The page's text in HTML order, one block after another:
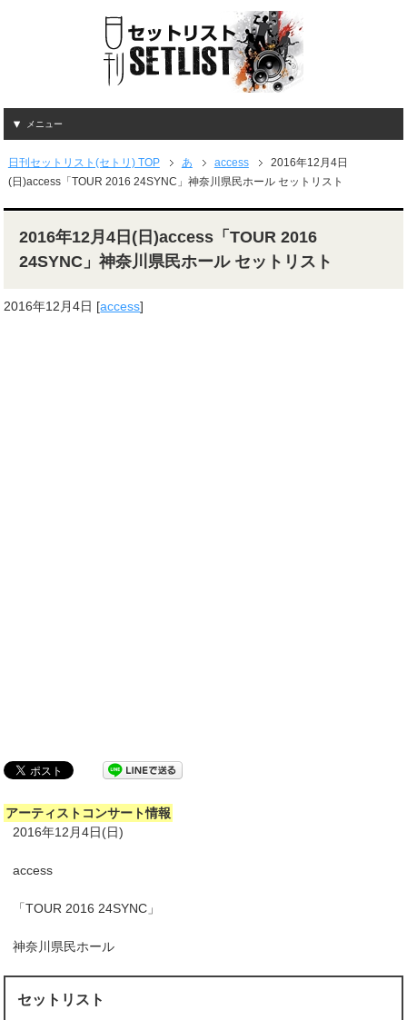
メニュー
日刊セットリスト(セトリ) TOP あ access
2016年12月4日
(日)access「TOUR 2016 24SYNC」神奈川県民ホール セットリスト
2016年12月4日(日)access「TOUR 2016
24SYNC」神奈川県民ホール セットリスト
2016年12月4日 [access]
アーティストコンサート情報
2016年12月4日(日)
access
「TOUR 2016 24SYNC」
神奈川県民ホール
セットリスト